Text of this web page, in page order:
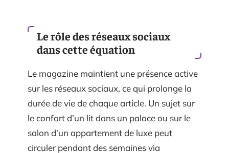
Le rôle des réseaux sociaux
dans cette équation
Le magazine maintient une présence active
sur les réseaux sociaux, ce qui prolonge la
durée de vie de chaque article. Un sujet sur
le confort d’un lit dans un palace ou sur le
salon d’un appartement de luxe peut
circuler pendant des semaines via